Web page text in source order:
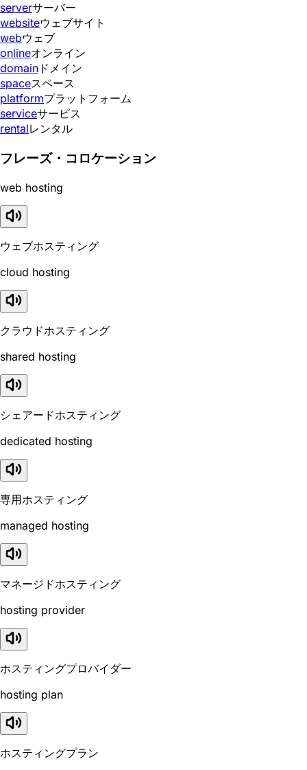
serverサーバー
websiteウェブサイト
webウェブ
onlineオンライン
domain ドメイン
spaceスペース
platformプラットフォーム
serviceサービス
rentalレンタル
フレーズ・コロケーション
web hosting
ウェブホスティング
cloud hosting
クラウドホスティング
shared hosting
シェアードホスティング
dedicated hosting
専用ホスティング
managed hosting
マネージドホスティング
hosting provider
ホスティングプロバイダー
hosting plan
ホスティングプラン